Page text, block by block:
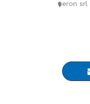
seron srl